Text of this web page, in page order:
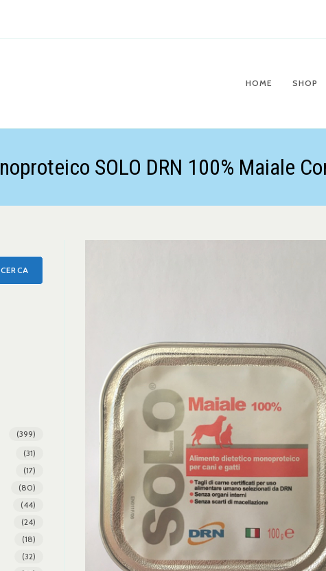
HOME SHOP
SOLO DRN 100% Maiale
CERCA
(399)
(31)
(17)
(80)
(44)
(24)
(18)
(32)